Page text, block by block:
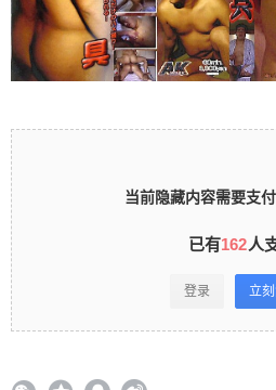
当前隐藏内容需要支付
已有162人
登录 立
当前隐藏内容需要支付100
录立刻注册 0 收藏